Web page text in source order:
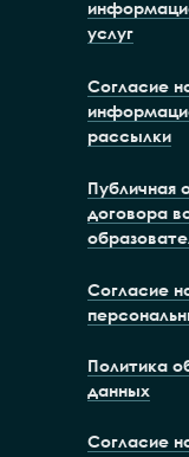
услуг
Публичная
договора
Политика
данных
Согласие
Согласие
рассылки
Согласие